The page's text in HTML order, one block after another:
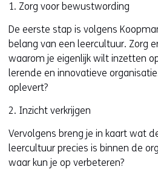
1. Zorg voor bewustwording
De eerste stap is volgens
belang van een leercultuur. Zorg
waarom je eigenlijk wilt inzetten
lerende en innovatieve
oplevert?
2. Inzicht verkrijgen
Vervolgens breng je in kaart wat
leercultuur precies is binnen de
waar kun je op verbeteren?